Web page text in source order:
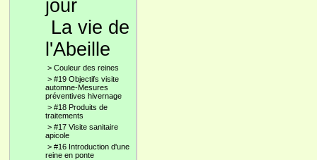
La vie de
l'Abeille
> Couleur des reines
> #19 Objectifs visite
automne-Mesures
préventives hivernage
> #18 Produits de
traitements
> #17 Visite sanitaire
apicole
> #16 Introduction d'une
reine en ponte